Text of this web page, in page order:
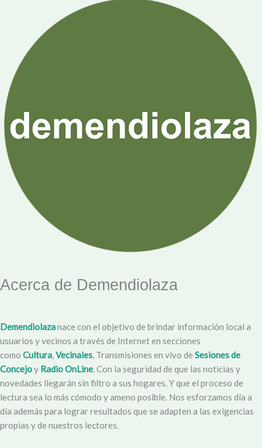
Acerca de Demendiolaza
Demendiolazanace con el objetivo de brindar información local a
usuarios y vecinos a través de Internet en secciones
como Cultura,Vecinales, Transmisiones en vivo de Sesiones de
Concejoy Radio OnLine. Con la seguridad de que las noticias y
novedades llegarán sin filtro a sus hogares. Y que el proceso de
lectura sea lo más cómodo y ameno posible. Nos esforzamos día a
día además para lograr resultados que se adapten a las exigencias
propias y de nuestros lectores.